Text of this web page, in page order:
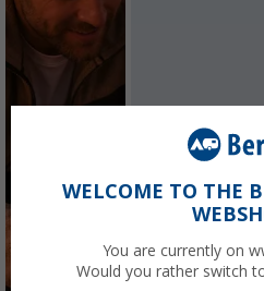
WELCOME TO THE
You are currently on
Would you rather switch